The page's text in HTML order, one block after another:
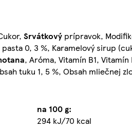
Srvátkový prípravok,
pasta 0, 3 %, Karamelový sirup
, Aróma, Vitamín B1, Vitamín
tuku 1, 5 %, Obsah mliečnej
na 100 g:
294 kJ/70 kcal